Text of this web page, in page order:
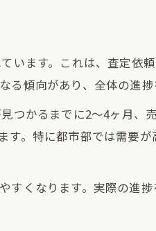
ます。これは、査定依
傾向があり、全体の進捗
つかるまでに2～4ヶ月、
。特に都市部では需要
くなります。実際の進